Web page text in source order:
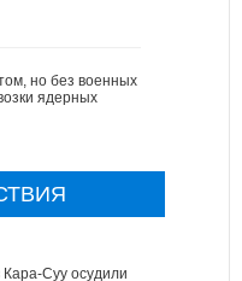
но без военных
ядерных
Суу осудили